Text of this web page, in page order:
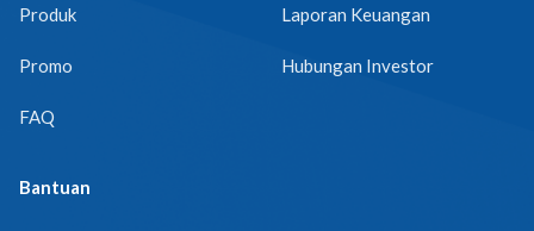
Produk
Promo
FAQ
Laporan Keuangan
Hubungan Investor
Bantuan